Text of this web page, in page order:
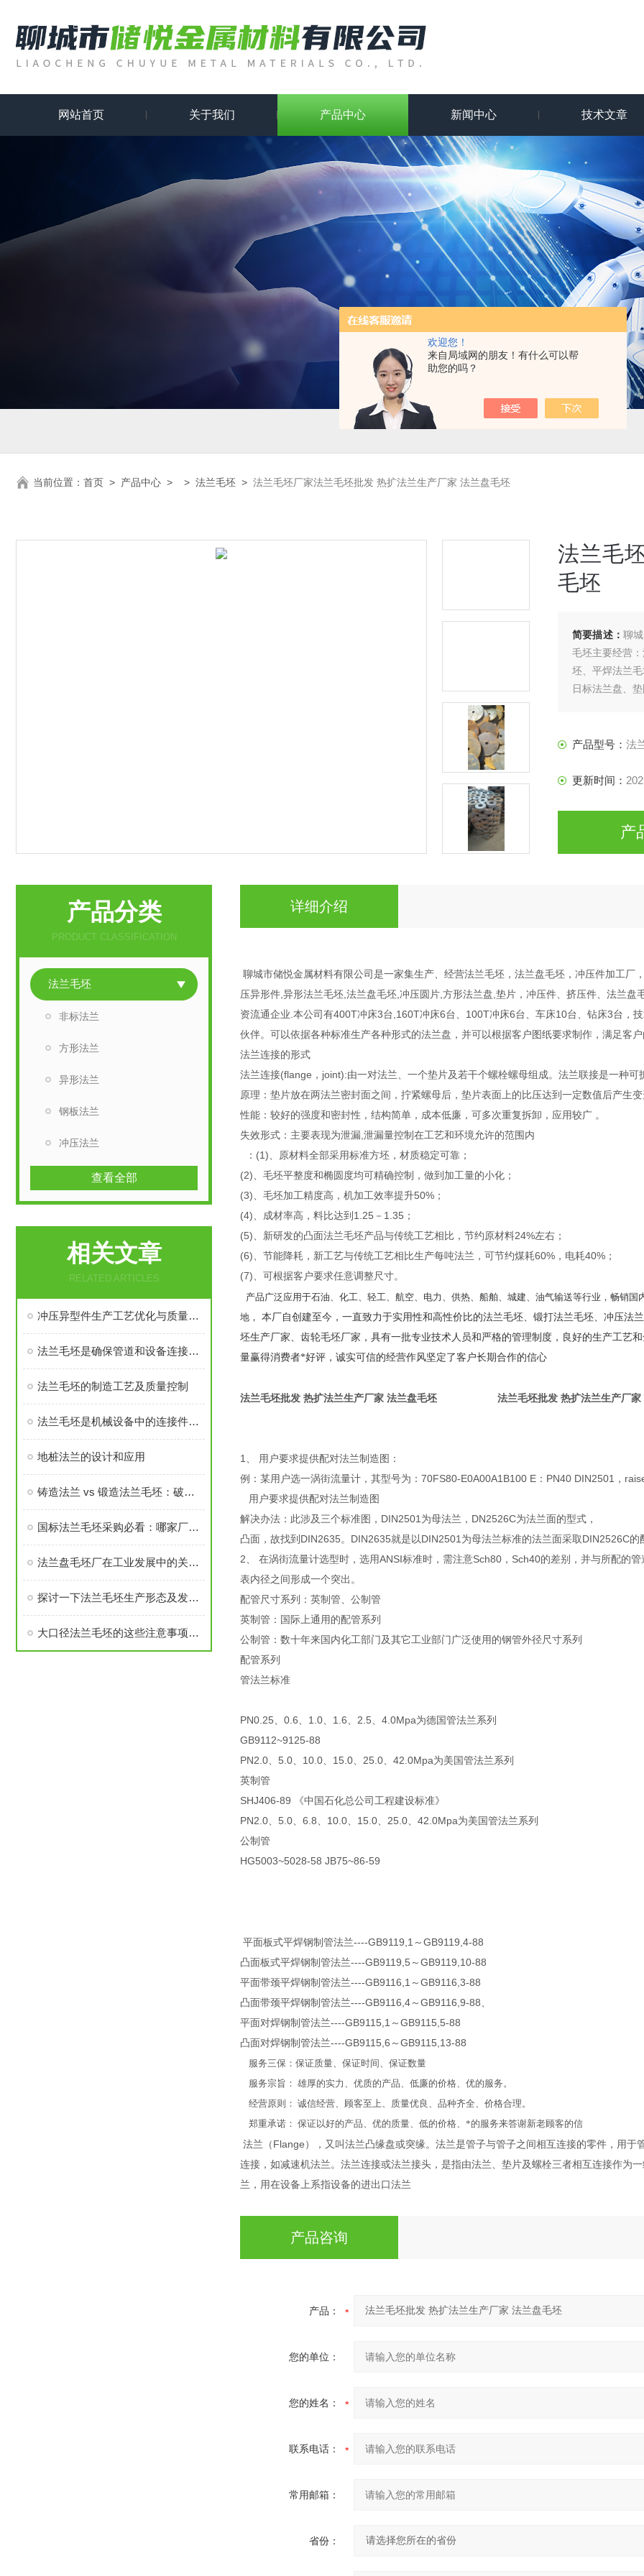
欢迎您！
来自局域网的朋友！有什么可以帮
助您的吗？
网站首页 关于我们 产品中心 新闻中心 技术文章
当前位置： 首页 > 产品中心 > > 法兰毛坯 > 法兰毛坯厂家法兰毛坯批发 热扩法兰生产厂家 法兰盘毛坯
法兰毛
毛坯
简要描述：聊
毛坯主要经营
坯、平焊法兰
日标法兰盘、垫
产品型号： 法
更新时间：
产
详细介绍
聊城市储悦金属材料有限公司是一家集生产、经营法兰毛坯，法兰盘毛坯，冲压件加工
压异形件,异形法兰毛坯,法兰盘毛坯,冲压圆片,方形法兰盘,垫片，冲压件、挤压件、法兰
资流通企业.本公司有400T冲床3台,160T冲床6台、100T冲床6台、车床10台、钻床3台，
伙伴。可以依据各种标准生产各种形式的法兰盘，并可以根据客户图纸要求制作，满足
法兰连接的形式
法兰连接(flange，joint):由一对法兰、一个垫片及若干个螺栓螺母组成。法兰联接是一种可
原理：垫片放在两法兰密封面之间，拧紧螺母后，垫片表面上的比压达到一定数值后产生
性能：较好的强度和密封性，结构简单，成本低廉，可多次重复拆卸，应用较广 。
失效形式：主要表现为泄漏,泄漏量控制在工艺和环境允许的范围内
：(1)、原材料全部采用标准方坯，材质稳定可靠；
(2)、毛坯平整度和椭圆度均可精确控制，做到加工量的小化；
(3)、毛坯加工精度高，机加工效率提升50%；
(4)、成材率高，料比达到1.25－1.35；
(5)、新研发的凸面法兰毛坯产品与传统工艺相比，节约原材料24%左右；
(6)、节能降耗，新工艺与传统工艺相比生产每吨法兰，可节约煤耗60%，电耗40%；
(7)、可根据客户要求任意调整尺寸。
产品广泛应用于石油、化工、轻工、航空、电力、供热、船舶、城建、油气输送等行业，畅销
地， 本厂自创建至今，一直致力于实用性和高性价比的法兰毛坯、锻打法兰毛坯、冲压法
坯生产厂家、齿轮毛坯厂家，具有一批专业技术人员和严格的管理制度，良好的生产工艺
量赢得消费者*好评，诚实可信的经营作风坚定了客户长期合作的信心
法兰毛坯批发 热扩法兰生产厂家 法兰盘毛坯 法兰毛坯批发 热扩法兰生产厂
1、 用户要求提供配对法兰制造图：
例：某用户选一涡街流量计，其型号为：70FS80-E0A00A1B100 E：PN40 DIN2501，
用户要求提供配对法兰制造图
解决办法：此涉及三个标准图，DIN2501为母法兰，DN2526C为法兰面的型式，
凸面，故找到DIN2635。DIN2635就是以DIN2501为母法兰标准的法兰面采取DIN2526C的
2、 在涡街流量计选型时，选用ANSI标准时，需注意Sch80，Sch40的差别，并与所配的
表内径之间形成一个突出。
配管尺寸系列：英制管、公制管
英制管：国际上通用的配管系列
公制管：数十年来国内化工部门及其它工业部门广泛使用的钢管外径尺寸系列
配管系列
管法兰标准
PN0.25、0.6、1.0、1.6、2.5、4.0Mpa为德国管法兰系列
GB9112~9125-88
PN2.0、5.0、10.0、15.0、25.0、42.0Mpa为美国管法兰系列
英制管
SHJ406-89 《中国石化总公司工程建设标准》
PN2.0、5.0、6.8、10.0、15.0、25.0、42.0Mpa为美国管法兰系列
公制管
HG5003~5028-58 JB75~86-59
平面板式平焊钢制管法兰----GB9119,1～GB9119,4-88
凸面板式平焊钢制管法兰----GB9119,5～GB9119,10-88
平面带颈平焊钢制管法兰----GB9116,1～GB9116,3-88
凸面带颈平焊钢制管法兰----GB9116,4～GB9116,9-88、
平面对焊钢制管法兰----GB9115,1～GB9115,5-88
凸面对焊钢制管法兰----GB9115,6～GB9115,13-88
服务三保：保证质量、保证时间、保证数量
服务宗旨： 雄厚的实力、优质的产品、低廉的价格、优的服务。
经营原则： 诚信经营、顾客至上、质量优良、品种齐全、价格合理。
郑重承诺： 保证以好的产品、优的质量、低的价格、*的服务来答谢新老顾客的信
法兰（Flange），又叫法兰凸缘盘或突缘。法兰是管子与管子之间相互连接的零件，用
连接，如减速机法兰。法兰连接或法兰接头，是指由法兰、垫片及螺栓三者相互连接作为
兰，用在设备上系指设备的进出口法兰
产品咨询
产品：
您的单位：
您的姓名：
联系电话：
常用邮箱：
省份：
产品分类
PRODUCT CLASSIFICATION
法兰毛坯
非标法兰
方形法兰
异形法兰
钢板法兰
冲压法兰
查看全部
相关文章
RELATED ARTICLES
冲压异型件生产工艺优化与质量控制
法兰毛坯是确保管道和设备连接密封性、承载力的基础
法兰毛坯的制造工艺及质量控制
法兰毛坯是机械设备中的连接件之一
地桩法兰的设计和应用
铸造法兰 vs 锻造法兰毛坯：破坏性测试告诉你谁更耐用
国标法兰毛坯采购必看：哪家厂家的售后与口碑经得起考验？
法兰盘毛坯厂在工业发展中的关键角色
探讨一下法兰毛坯生产形态及发展前景
大口径法兰毛坯的这些注意事项要了解